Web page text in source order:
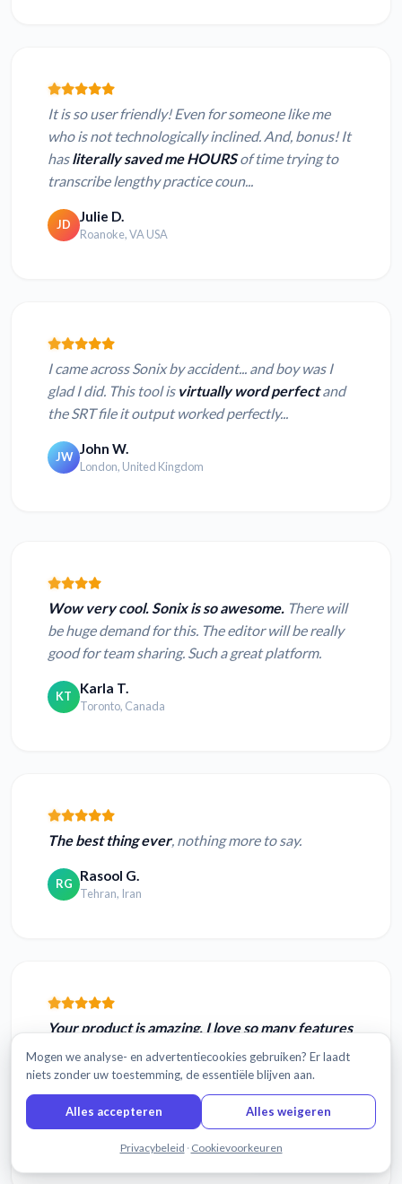
It is so user friendly! Even for someone like me
who is not technologically inclined. And, bonus! It
hasliterally saved me HOURSof time trying to
transcribe lengthy practice coun...
JD Julie D.
Roanoke, VA USA
I came across Sonix by accident... and boy was I
glad I did. This tool is virtually word perfectand
the SRT file it output worked perfectly...
JW John W.
London, United Kingdom
Wow very cool. Sonix is so awesome. There will
be huge demand for this. The editor will be really
good for team sharing. Such a great platform.
KT Karla T.
Toronto, Canada
The best thing ever, nothing more to say.
RG Rasool G.
Tehran, Iran
Your product is amazing, I love so many features
including the video capture on the side, ability to
change the transcript as you go, highlighting,
downloading audio files... SEARC...
Vera N.
Brooklyn, NY USA
Mogen we analyse- en advertentiecookies gebruiken? Er laadt
niets zonder uw toestemming, de essentiële blijven aan.
Alles accepteren Alles weigeren
Privacybeleid · Cookievoorkeuren